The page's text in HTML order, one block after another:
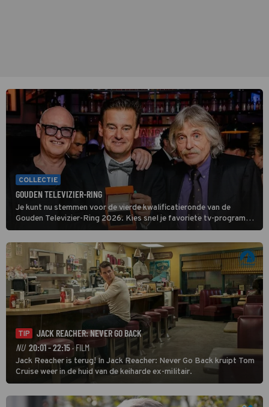
COLLECTIE
GOUDEN TELEVIZIER-RING
Je kunt nu stemmen voor de vierde kwalificatieronde van de
Gouden Televizier-Ring 2026. Kies snel je favoriete tv-programma
én streamingshow .
TIP
JACK REACHER: NEVER GO BACK
NU 20:01 - 22:15· FILM
Jack Reacher is terug! In Jack Reacher: Never Go Back kruipt Tom
Cruise weer in de huid van de keiharde ex-militair.